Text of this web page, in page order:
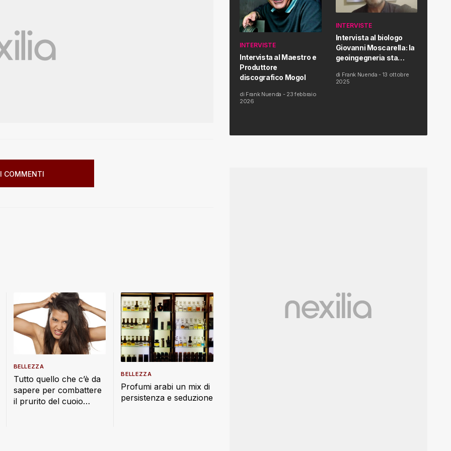
COMMENTI
Tutto quello che c’è da
sapere per combattere
il prurito del cuoio
BELLEZZA
Profumi arabi un mix di
persistenza e seduzione
BELLEZZA
INTERVISTE
Intervista al Maestro e
Produttore
discografico Mogol
di Frank Nuenda - 23 febbraio
2026
INTERVISTE
Intervista al biologo
Giovanni Moscarella: la
geoingegneria sta
salute dell’uomo
di Frank Nuenda - 13 ottobre
2025